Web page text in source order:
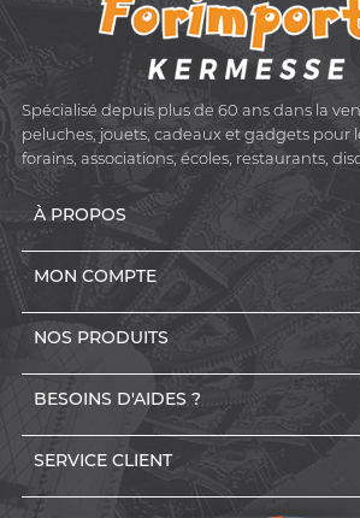
Spécialisé depuis plus de 60 ans dans la
peluches, jouets, cadeaux et gadgets pour
forains, associations, écoles, restaurants,
À PROPOS
MON COMPTE
NOS PRODUITS
BESOINS D'AIDES ?
SERVICE CLIENT